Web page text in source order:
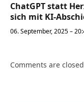
ChatGPT statt
sich mit KI-
06. September, 2025 –
Comments are